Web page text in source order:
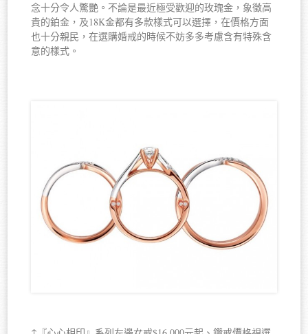
念十分令人驚艷。不論是最近極受歡迎的玫瑰金，象徵高
貴的鉑金，及18K金都有多款樣式可以選擇，在價格方面
也十分親民，在選購婚戒的時候不妨多多考慮含有特殊含
意的樣式。